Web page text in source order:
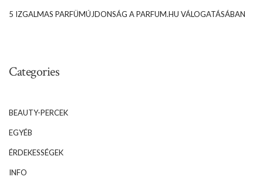
5 IZGALMAS PARFÜMÚJDONSÁG A PARFUM.HU VÁLOGATÁSÁBAN
Categories
BEAUTY-PERCEK
EGYÉB
ÉRDEKESSÉGEK
INFO